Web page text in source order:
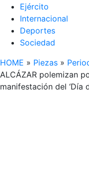
Ejército
Internacional
Deportes
Sociedad
HOME » Piezas »
ALCÁZAR polemizan
manifestación del ‘Día